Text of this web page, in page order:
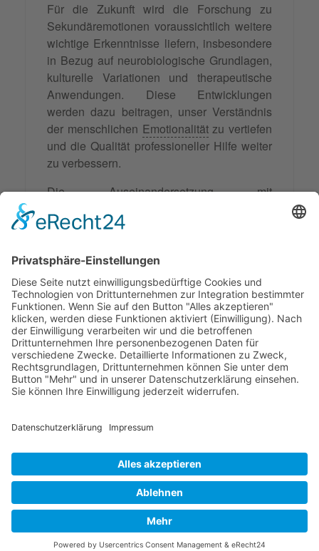
Für die Zukunft wird die Forschung zu
Sekundäremotionen voraussichtlich weitere
wichtige Erkenntnisse liefern, insbesondere
in Bezug auf neurobiologische Grundlagen,
kulturelle Variationen und therapeutische
Anwendungen. Diese Entwicklungen
werden dazu beitragen, unser Verständnis
der menschlichen Emotionalitätzu vertiefen
und die Qualität professioneller Hilfe weiter
zu verbessern.
Die Auseinandersetzung mit
fachliches Thema, sondern ein wichtiger
persönliche Reife in unserer komplexen,
vernetzten Welt.
Synonyme: Sekundäremotion, sekundäre
Emotionen
© 2026 Frank Hartung Ihr Mediator bei Konflikten in Familie,
Frank Hartung - Familien- und Wirtschaftsmediator
263 Bewertungen auf ProvenExpert.com